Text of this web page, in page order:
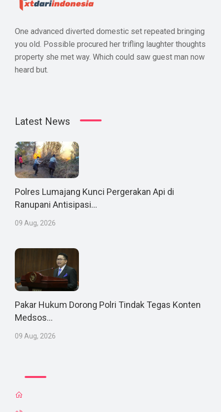
One advanced diverted domestic set repeated bringing
you old. Possible procured her trifling laughter thoughts
property she met way. Which could saw guest man now
heard but.
Latest News
Polres Lumajang Kunci Pergerakan Api di
Ranupani Antisipasi...
09 Aug, 2026
Pakar Hukum Dorong Polri Tindak Tegas Konten
Medsos...
09 Aug, 2026